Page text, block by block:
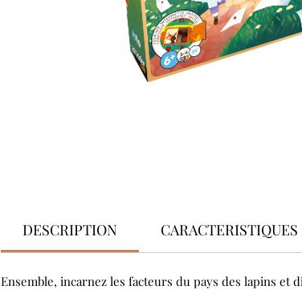
DESCRIPTION CARACTERISTIQUES
Ensemble, incarnez les facteurs du pays des lapins et